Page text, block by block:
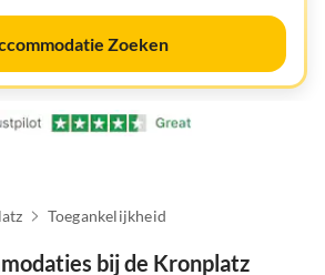
Zoeken
Toegankelijkheid
bij de Kronplatz